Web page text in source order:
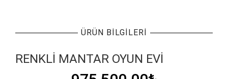
ÜRÜN BILGILERI
RENKLI MANTAR OYUN EVI